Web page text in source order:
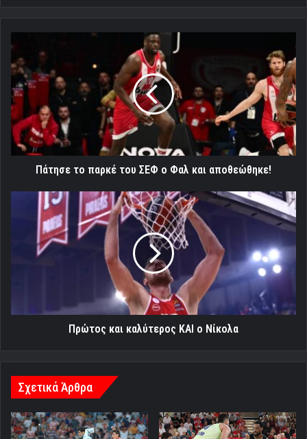
παρκέ
του
ΣΕΦ
ο
Φαλ
και
αποθεώθηκε!
Πάτησε το παρκέ του ΣΕΦ ο Φαλ και αποθεώθηκε!
Πρώτος
καλύτερος
Πρώτος και καλύτερος ΚΑΙ ο Νίκολα
Σχετικά Άρθρα